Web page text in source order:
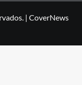
| CoverNews